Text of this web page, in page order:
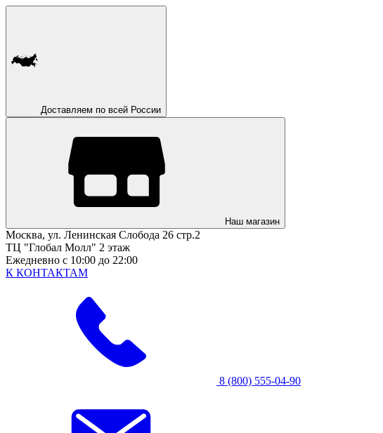
Доставляем по всей России
Наш магазин
Москва, ул. Ленинская Слобода 26 стр.2
ТЦ "Глобал Молл" 2 этаж
Ежедневно с 10:00 до 22:00
К КОНТАКТАМ
8 (800) 555-04-90